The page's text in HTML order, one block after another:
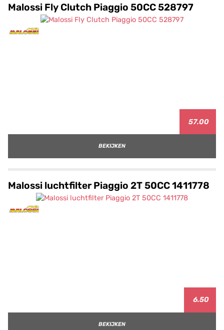
Malossi Fly Clutch Piaggio 50CC 528797
57.00
BEKIJKEN
Malossi luchtfilter Piaggio 2T 50CC 1411778
6.50
BEKIJKEN